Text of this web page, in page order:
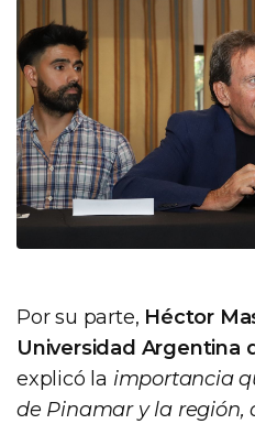
Por su parte, Héctor
Universidad Argentina
explicó la importancia
de Pinamar y la región,